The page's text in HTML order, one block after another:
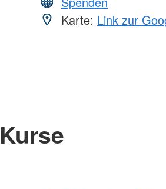
Karte: Link zur
Kurse